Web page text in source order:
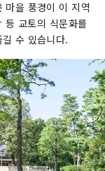
마을 풍경이 이 지역
등 교토의 식문화를
수 있습니다.